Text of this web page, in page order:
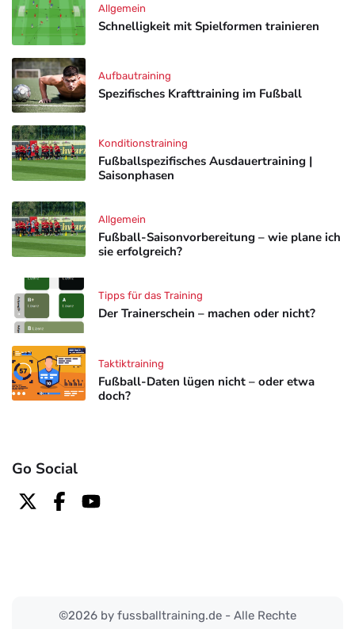
Schnelligkeit mit Spielformen trainieren
Allgemein
Spezifisches Krafttraining im Fußball
Aufbautraining
Fußballspezifisches Ausdauertraining |
Saisonphasen
Konditionstraining
Fußball-Saisonvorbereitung – wie plane ich
sie erfolgreich?
Allgemein
Der Trainerschein – machen oder nicht?
Tipps für das Training
Fußball-Daten lügen nicht – oder etwa
doch?
Taktiktraining
Go Social
©2026 by fussballtraining.de - Alle Rechte